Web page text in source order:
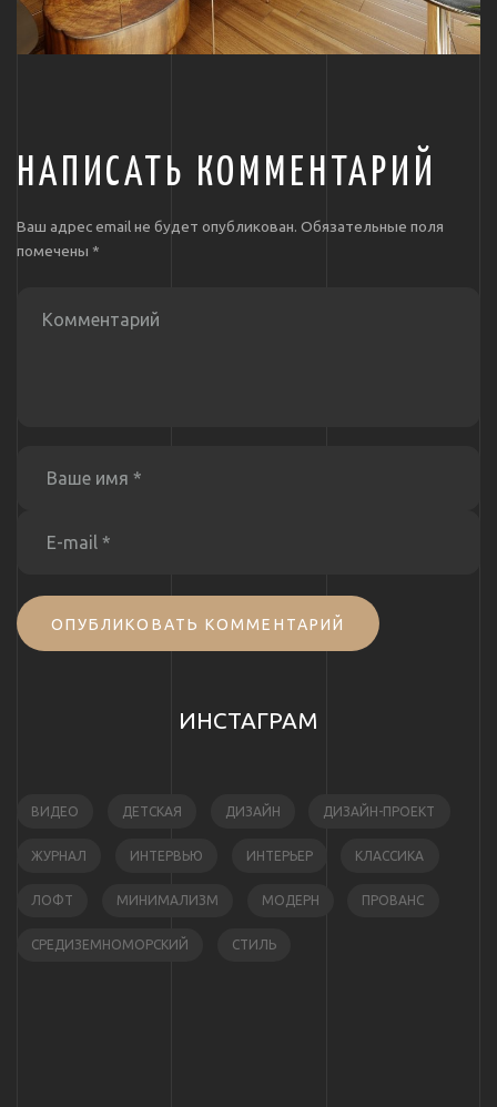
НАПИСАТЬ КОММЕНТАРИЙ
Ваш адрес email не будет опубликован. Обязательные поля
помечены *
ОПУБЛИКОВАТЬ КОММЕНТАРИЙ
ИНСТАГРАМ
ВИДЕО ДЕТСКАЯ ДИЗАЙН ДИЗАЙН-ПРОЕКТ
ЖУРНАЛ ИНТЕРВЬЮ ИНТЕРЬЕР КЛАССИКА
ЛОФТ МИНИМАЛИЗМ МОДЕРН ПРОВАНС
СРЕДИЗЕМНОМОРСКИЙ СТИЛЬ